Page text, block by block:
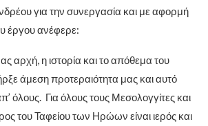
για την συνεργασία και με αφορμή
έργου ανέφερε:
αρχή, η ιστορία και το απόθεμα του
άμεση προτεραιότητα μας και αυτό
όλους. Για όλους τους Μεσολογγίτες και
του Ταφείου των Ηρώων είναι ιερός και